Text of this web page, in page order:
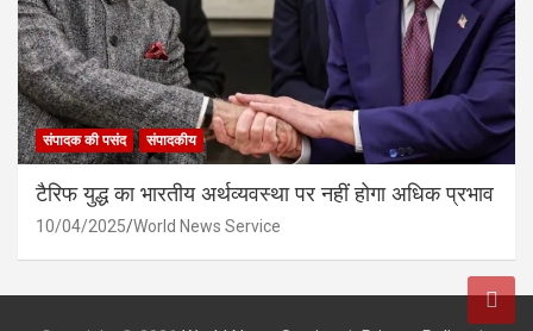
संपादक की पसंद संपादकीय
टैरिफ युद्ध का भारतीय अर्थव्यवस्था पर नहीं होगा अधिक प्रभाव
10/04/2025 World News Service